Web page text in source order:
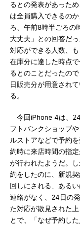
るとの発表があった
は全員購入できるの
ろ、午前8時半ごろの
大丈夫」との回答だ
対応ができる人数、
在庫分に達した時点
るとのことだったの
日販売分が用意され
る。
今回iPhone 4は、
フトバンクショップ
ルストアなどで予約
約時に来店時間の指
が行われたようだ。
約をしたのに、新規
回しにされる、ある
連絡がなく、24日の
た対応が散見された
とで、「なぜ予約し